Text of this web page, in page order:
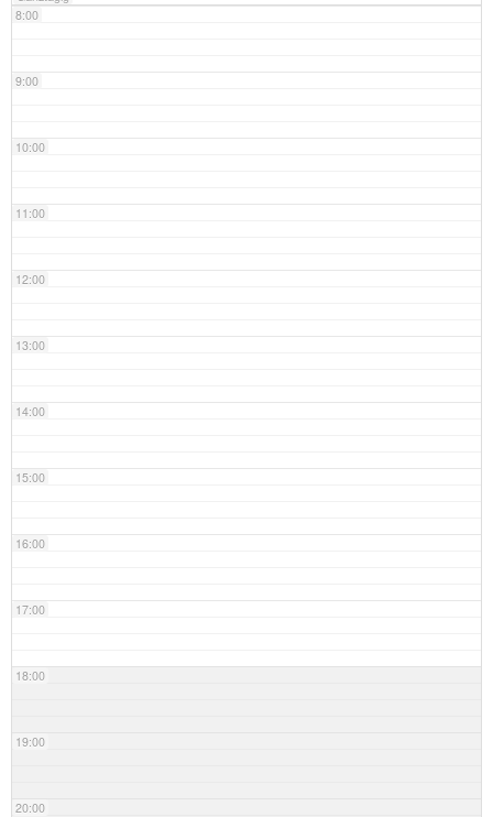
8:00
9:00
10:00
11:00
12:00
13:00
14:00
15:00
16:00
17:00
18:00
19:00
20:00